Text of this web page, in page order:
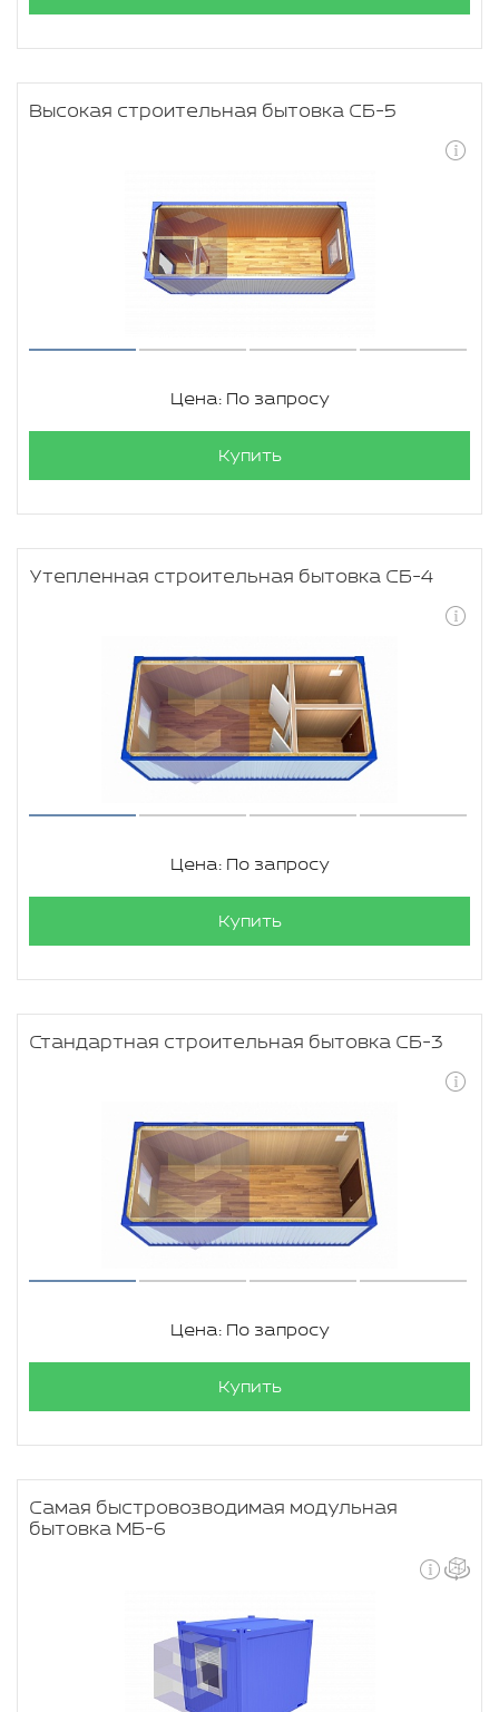
Высокая строительная бытовка СБ-5
Цена: По запросу
Купить
Утепленная строительная бытовка СБ-4
Цена: По запросу
Купить
Стандартная строительная бытовка СБ-3
Цена: По запросу
Купить
Самая быстровозводимая модульная
бытовка МБ-6